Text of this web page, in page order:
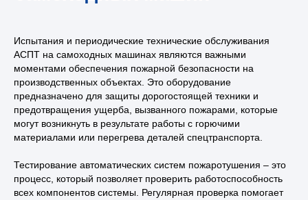
Испытания и периодические технические обслуживания
АСПТ на самоходных машинах являются важными
моментами обеспечения пожарной безопасности на
производственных объектах. Это оборудование
предназначено для защиты дорогостоящей техники и
предотвращения ущерба, вызванного пожарами, которые
могут возникнуть в результате работы с горючими
материалами или перегрева деталей спецтранспорта.
Тестирование автоматических систем пожаротушения – это
процесс, который позволяет проверить работоспособность
всех компонентов системы. Регулярная проверка помогает
звонок по России бесплатный
8 800 302 78 16
hello@pozhtehprom.com
Личный кабинет